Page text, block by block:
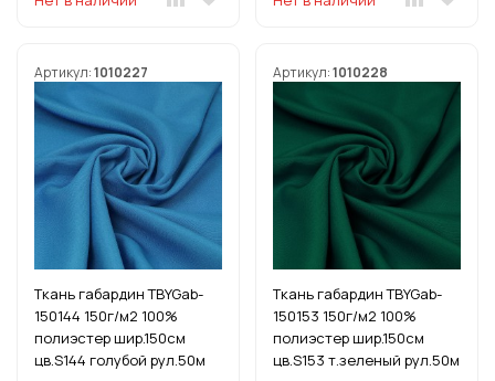
Артикул:1010227
Ткань габардин TBYGab-
150144 150г/м2 100%
полиэстер шир.150см
цв.S144 голубой рул.50м
Артикул:1010228
Ткань габардин TBYGab-
150153 150г/м2 100%
полиэстер шир.150см
цв.S153 т.зеленый рул.50м